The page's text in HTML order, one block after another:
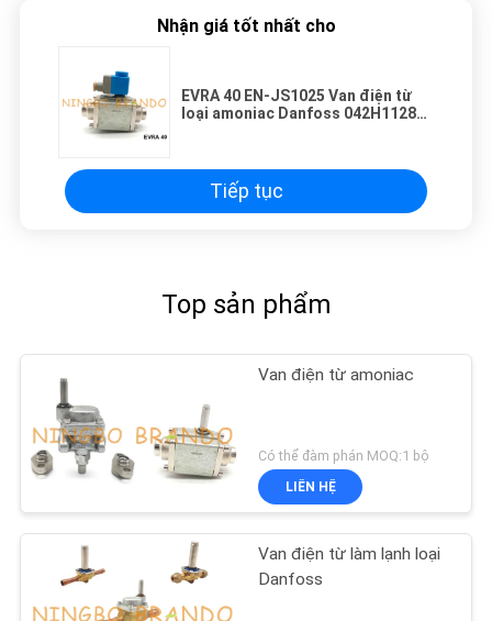
Nhận giá tốt nhất cho
EVRA 40 EN-JS1025 Van điện từ
loại amoniac Danfoss 042H1128
Tiếp tục
Top sản phẩm
Van điện từ amoniac
Có thể đàm phán MOQ:1 bộ
LIÊN HỆ
Van điện từ làm lạnh loại
Danfoss